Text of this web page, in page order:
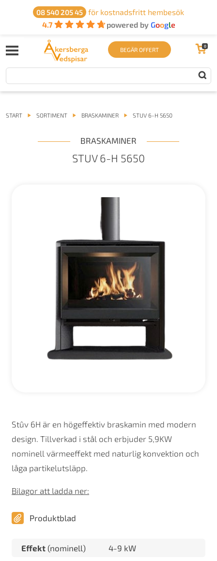
08 540 205 45
för kostnadsfritt hembesök
4.7
powered by Google
BEGÄR OFFERT 0
START SORTIMENT BRASKAMINER STUV 6-H 5650
BRASKAMINER
STUV 6-H 5650
Stûv 6H är en högeffektiv braskamin med modern
design. Tillverkad i stål och erbjuder 5,9KW
nominell värmeeffekt med naturlig konvektion och
låga partikelutsläpp.
Bilagor att ladda ner:
Produktblad
Effekt (nominell)
4-9 kW